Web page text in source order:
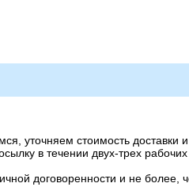
уточняем стоимость доставки
в течении двух-трех
договоренности и не более,